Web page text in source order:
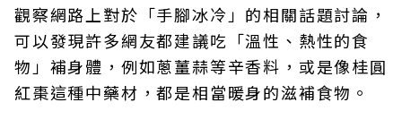
觀察網路上對於「手腳冰冷」的相關話題討論，
可以發現許多網友都建議吃「溫性、熱性的食
物」補身體，例如蔥薑蒜等辛香料，或是像桂圓
紅棗這種中藥材，都是相當暖身的滋補食物。